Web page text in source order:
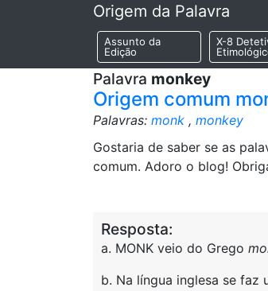
Origem da Palavra
Assunto da
Edição
X-8
Palavra monkey
Origem comum
Palavras: monk , monkey
Gostaria de saber se as
comum. Adoro o blog!
Resposta:
a. MONK veio do Grego
b. Na língua inglesa se faz